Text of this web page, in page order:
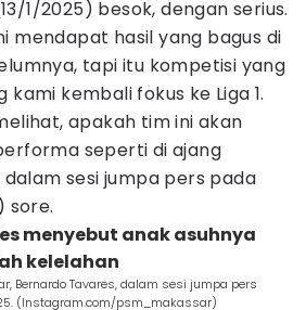
1/2025) besok, dengan serius.
mendapat hasil yang bagus di
tapi itu kompetisi yang
kami kembali fokus ke Liga 1.
apakah tim ini akan
seperti di ajang
sesi jumpa pers pada
sore.
menyebut anak asuhnya
kelelahan
Bernardo Tavares, dalam sesi jumpa pers
(Instagram.com/psm_makassar)